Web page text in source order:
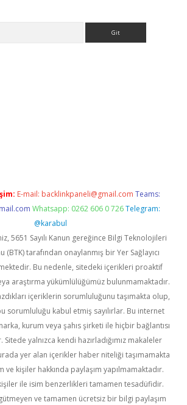
E-mail: backlinkpaneli@gmail.com Teams:
Whatsapp: 0262 606 0 726 Telegram:
@karabul
5651 Sayılı Kanun gereğince Bilgi Teknolojileri
(BTK) tarafından onaylanmış bir Yer Sağlayıcı
Bu nedenle, sitedeki içerikleri proaktif
araştırma yükümlülüğümüz bulunmamaktadır.
içeriklerin sorumluluğunu taşımakta olup,
sorumluluğu kabul etmiş sayılırlar. Bu internet
kurum veya şahıs şirketi ile hiçbir bağlantısı
yalnızca kendi hazırladığımız makaleler
yer alan içerikler haber niteliği taşımamakta
ve kişiler hakkında paylaşım yapılmamaktadır.
ile isim benzerlikleri tamamen tesadüfidir.
ve tamamen ücretsiz bir bilgi paylaşım